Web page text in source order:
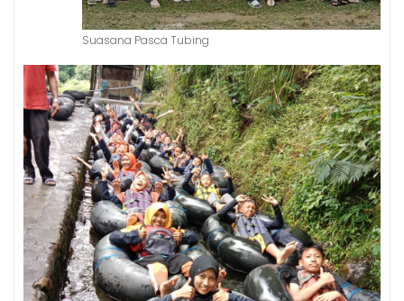
Suasana Pasca Tubing